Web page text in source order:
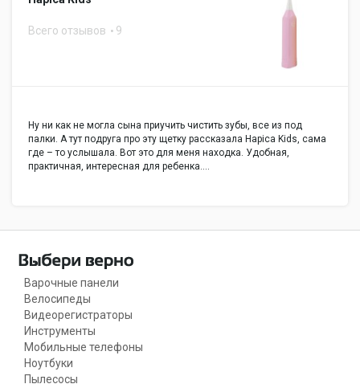
Всего отзывов 9
Ну ни как не могла сына приучить чистить зубы, все из под
палки. А тут подруга про эту щетку рассказала Hapica Kids, сама
где – то услышала. Вот это для меня находка. Удобная,
практичная, интересная для ребенка.…
Варочные панели
Велосипеды
Видеорегистраторы
Инструменты
Мобильные телефоны
Ноутбуки
Пылесосы